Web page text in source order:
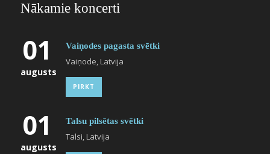
Nākamie koncerti
01
augusts
Vaiņodes pagasta svētki
Vaiņode, Latvija
PIRKT
01
augusts
Talsu pilsētas svētki
Talsi, Latvija